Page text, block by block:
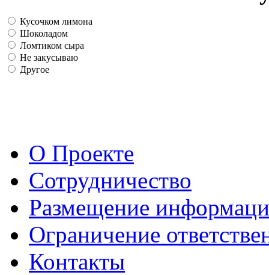
Кусочком лимона
Шоколадом
Ломтиком сыра
Не закусываю
Другое
О Проекте
Сотрудничество
Размещение
Ограничение
Контакты